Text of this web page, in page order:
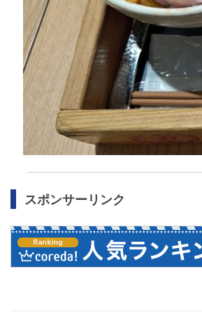
スポンサーリンク